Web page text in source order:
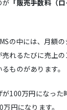
が 「販売手数料（
の中には、月額
売れるたびに売上
ものがあります。
100万円になった
円になります。